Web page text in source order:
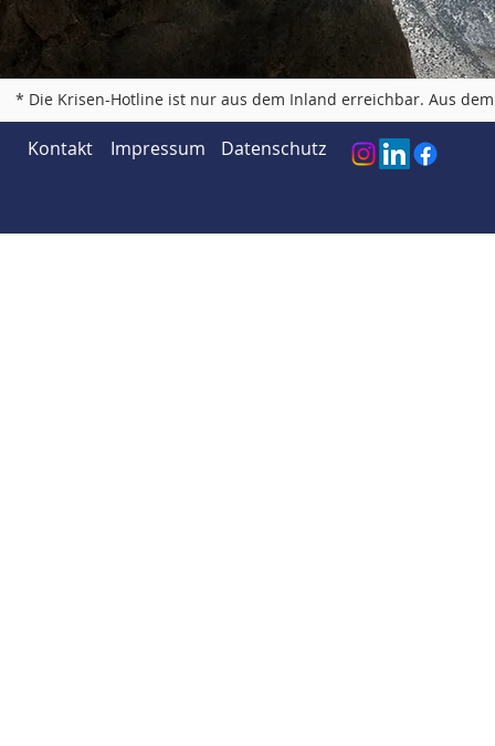
* Die Krisen-Hotline ist nur aus dem Inland erreichbar. Aus
Kontakt Datenschutz
Impressum